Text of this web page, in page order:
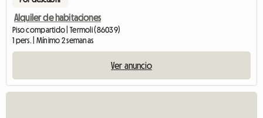
Alquiler de habitaciones
Piso compartido | Termoli (86039)
1 pers. | Mínimo 2 semanas
Ver anuncio